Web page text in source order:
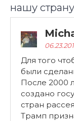
нашу страну
Для того
были
После 2000
создано
стран
Трамп